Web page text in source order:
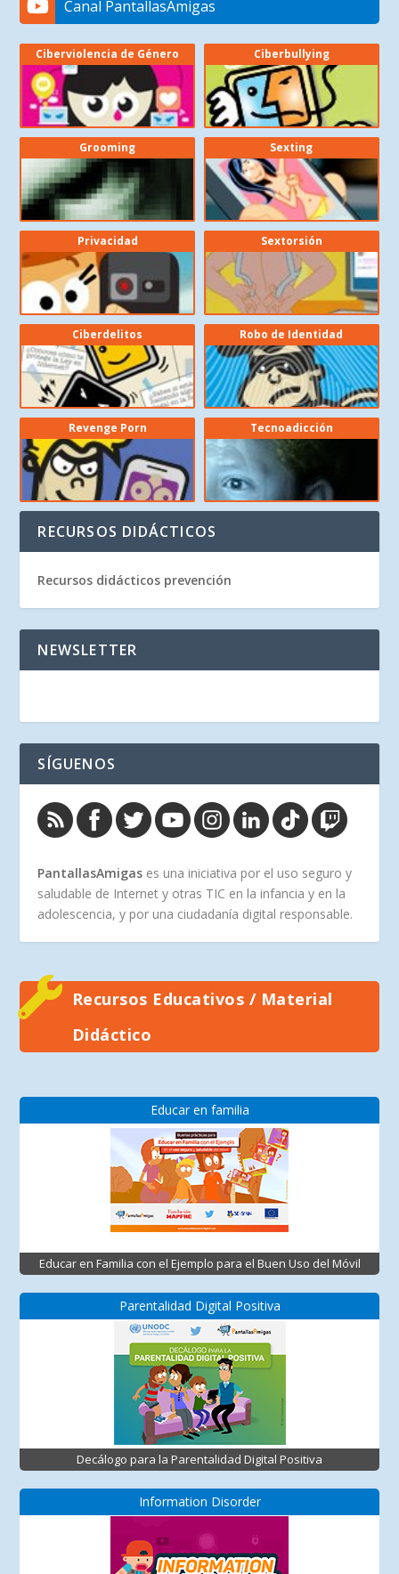
Canal PantallasAmigas
Ciberviolencia de Género Ciberbullying
Grooming Sexting
Privacidad Sextorsión
Ciberdelitos Robo de Identidad
Revenge Porn Tecnoadicción
RECURSOS DIDÁCTICOS
Recursos didácticos prevención
NEWSLETTER
SÍGUENOS
PantallasAmigas es una iniciativa por el uso seguro y
saludable de Internet y otras TIC en la infancia y en la
adolescencia, y por una ciudadanía digital responsable.
Recursos Educativos / Material
Didáctico
Educar en familia
Educar en Familia con el Ejemplo para el Buen Uso del Móvil
Parentalidad Digital Positiva
Decálogo para la Parentalidad Digital Positiva
Information Disorder